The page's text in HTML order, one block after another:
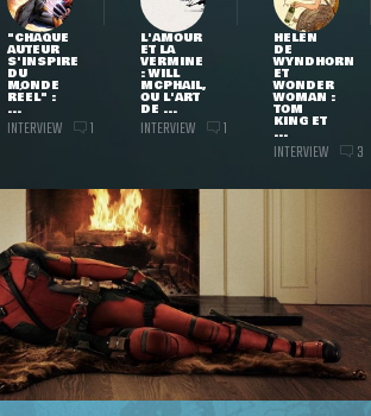
"CHAQUE
AUTEUR
S'INSPIRE
DU
MONDE
RÉEL" :
...
INTERVIEW 1
L'AMOUR
ET LA
VERMINE
: WILL
MCPHAIL,
OU L'ART
DE ...
INTERVIEW 1
HELEN
DE
WYNDHORN
ET
WONDER
WOMAN :
TOM
KING ET
...
INTERVIEW 3